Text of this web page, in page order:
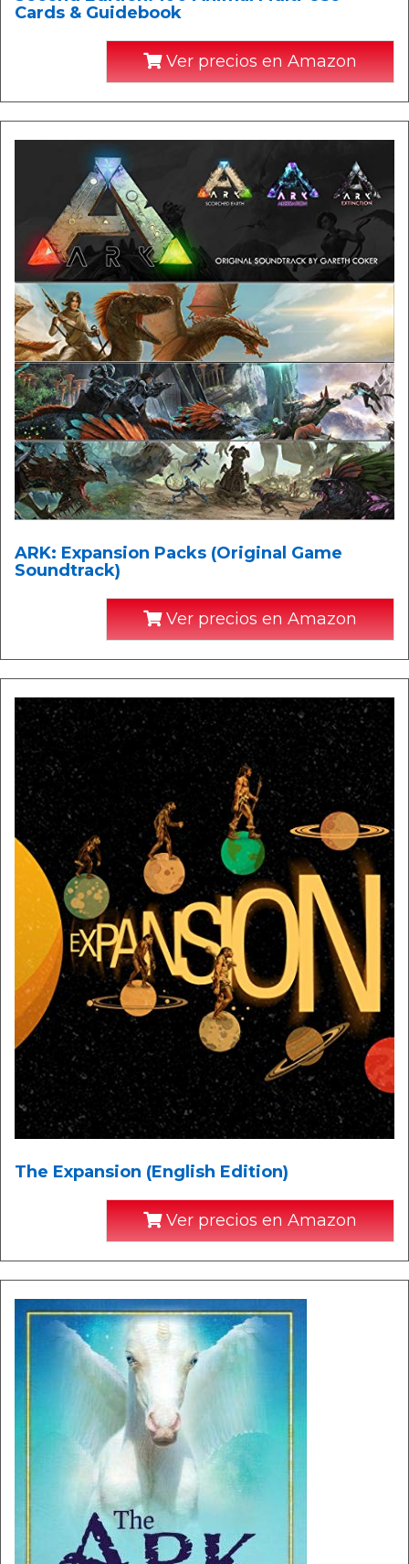
Cards & Guidebook
Ver precios en Amazon
ARK: Expansion Packs (Original Game
Soundtrack)
Ver precios en Amazon
The Expansion (English Edition)
Ver precios en Amazon